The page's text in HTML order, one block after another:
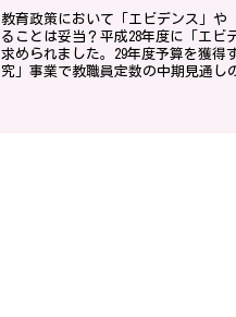
教育政策において「エビデンス」や
ることは妥当？平成28年度に「エビ
求められました。29年度予算を獲得
究」事業で教職員定数の中期見通し